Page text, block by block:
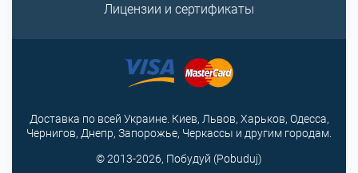
Лицензии и сертификаты
© 2013-2026, Побудуй (Pobuduj)
Доставка по всей Украине. Киев, Львов, Харьков, Одесса,
Чернигов, Днепр, Запорожье, Черкассы и другим городам.